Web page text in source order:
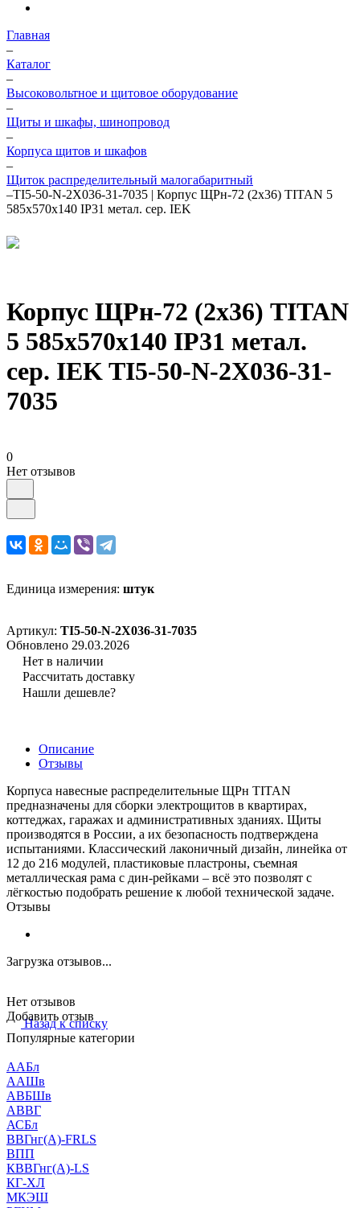
Главная
–
Каталог
–
Высоковольтное и щитовое оборудование
–
Щиты и шкафы, шинопровод
–
Корпуса щитов и шкафов
–
Щиток распределительный малогабаритный
–TI5-50-N-2X036-31-7035 | Корпус ЩРн-72 (2х36) TITAN 5
585х570х140 IP31 метал. сер. IEK
Корпус ЩРн-72 (2х36) TITAN
5 585х570х140 IP31 метал.
сер. IEK TI5-50-N-2X036-31-
7035
0
Нет отзывов
Единица измерения: штук
Артикул: TI5-50-N-2X036-31-7035
Обновлено 29.03.2026
Нет в наличии
Рассчитать доставку
Нашли дешевле?
Описание
Отзывы
Корпуса навесные распределительные ЩРн TITAN
предназначены для сборки электрощитов в квартирах,
коттеджах, гаражах и административных зданиях. Щиты
производятся в России, а их безопасность подтверждена
испытаниями. Классический лаконичный дизайн, линейка от
12 до 216 модулей, пластиковые пластроны, съемная
металлическая рама с дин-рейками – всё это позволят с
лёгкостью подобрать решение к любой технической задаче.
Отзывы
Загрузка отзывов...
Нет отзывов
Добавить отзыв
Назад к списку
Популярные категории
ААБл
ААШв
АВБШв
АВВГ
АСБл
ВВГнг(А)-FRLS
ВПП
КВВГнг(А)-LS
КГ-ХЛ
МКЭШ